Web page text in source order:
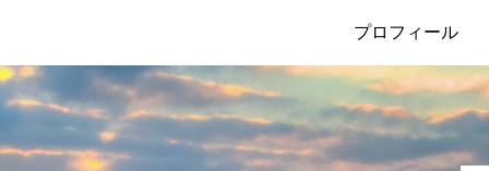
プロフィール